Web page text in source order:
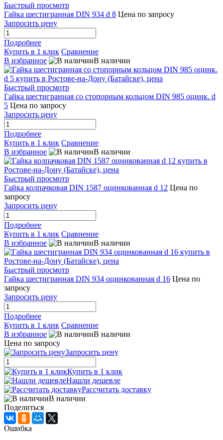
Быстрый просмотр
Гайка шестигранная DIN 934 d 8 Цена по запросу
Запросить цену
Подробнее
Купить в 1 клик Сравнение
В избранное
В наличии
Быстрый просмотр
Гайка шестигранная со стопорным кольцом DIN 985 оцинк. d
5 Цена по запросу
Запросить цену
Подробнее
Купить в 1 клик Сравнение
В избранное
В наличии
Быстрый просмотр
Гайка колпачковая DIN 1587 оцинкованная d 12 Цена по
запросу
Запросить цену
Подробнее
Купить в 1 клик Сравнение
В избранное
В наличии
Быстрый просмотр
Гайка шестигранная DIN 934 оцинкованная d 16 Цена по
запросу
Запросить цену
Подробнее
Купить в 1 клик Сравнение
В избранное
В наличии
Цена по запросу
Запросить цену
Купить в 1 клик
Нашли дешевле
Рассчитать доставку
В наличии
Поделиться
Ошибка